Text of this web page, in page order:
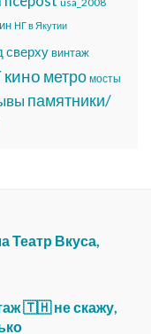
НГ в Якутии
сверхувинтаж
кино метро мосты
памятники/
Театр Вкуса,
🇹🇭 не скажу,